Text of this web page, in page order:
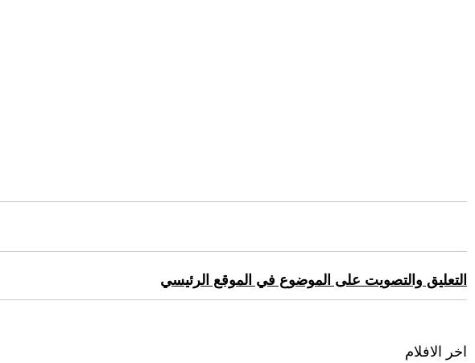
التعليق والتصويت على الموضوع في الموقع الرئيسي
اخر الافلام